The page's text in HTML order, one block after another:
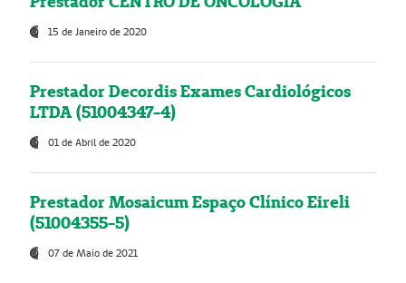
15 de Janeiro de 2020
Prestador Decordis Exames Cardiológicos
LTDA (51004347-4)
01 de Abril de 2020
Prestador Mosaicum Espaço Clínico Eireli
(51004355-5)
07 de Maio de 2021